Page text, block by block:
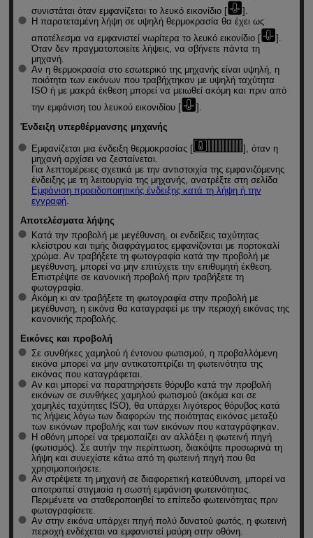
συνιστάται όταν εμφανίζεται το λευκό εικονίδιο [
].
Η παρατεταμένη λήψη σε υψηλή θερμοκρασία θα έχει ως
αποτέλεσμα να εμφανιστεί νωρίτερα το λευκό εικονίδιο [
].
Όταν δεν πραγματοποιείτε λήψεις, να σβήνετε πάντα τη
μηχανή.
Αν η θερμοκρασία στο εσωτερικό της μηχανής είναι υψηλή, η
ποιότητα των εικόνων που τραβήχτηκαν με υψηλή ταχύτητα
ISO ή με μακρά έκθεση μπορεί να μειωθεί ακόμη και πριν από
την εμφάνιση του λευκού εικονιδίου [
].
Ένδειξη υπερθέρμανσης μηχανής
Εμφανίζεται μια ένδειξη θερμοκρασίας [
], όταν η
μηχανή αρχίσει να ζεσταίνεται.
Για λεπτομέρειες σχετικά με την αντιστοιχία της εμφανιζόμενης
ένδειξης με τη λειτουργία της μηχανής, ανατρέξτε στη σελίδα
Εμφάνιση προειδοποιητικής ένδειξης κατά τη λήψη ή την
εγγραφή.
Αποτελέσματα λήψης
Κατά την προβολή με μεγέθυνση, οι ενδείξεις ταχύτητας
κλείστρου και τιμής διαφράγματος εμφανίζονται με πορτοκαλί
χρώμα. Αν τραβήξετε τη φωτογραφία κατά την προβολή με
μεγέθυνση, μπορεί να μην επιτύχετε την επιθυμητή έκθεση.
Επιστρέψτε σε κανονική προβολή πριν τραβήξετε τη
φωτογραφία.
Ακόμη κι αν τραβήξετε τη φωτογραφία στην προβολή με
μεγέθυνση, η εικόνα θα καταγραφεί με την περιοχή εικόνας της
κανονικής προβολής.
Εικόνες και προβολή
Σε συνθήκες χαμηλού ή έντονου φωτισμού, η προβαλλόμενη
εικόνα μπορεί να μην αντικατοπτρίζει τη φωτεινότητα της
εικόνας που καταγράφεται.
Αν και μπορεί να παρατηρήσετε θόρυβο κατά την προβολή
εικόνων σε συνθήκες χαμηλού φωτισμού (ακόμα και σε
χαμηλές ταχύτητες ISO), θα υπάρχει λιγότερος θόρυβος κατά
τις λήψεις λόγω των διαφορών της ποιότητας εικόνας μεταξύ
των εικόνων προβολής και των εικόνων που καταγράφηκαν.
Η οθόνη μπορεί να τρεμοπαίζει αν αλλάξει η φωτεινή πηγή
(φωτισμός). Σε αυτήν την περίπτωση, διακόψτε προσωρινά τη
λήψη και συνεχίστε κάτω από τη φωτεινή πηγή που θα
χρησιμοποιήσετε.
Αν στρέψετε τη μηχανή σε διαφορετική κατεύθυνση, μπορεί να
αποτραπεί στιγμιαία η σωστή εμφάνιση φωτεινότητας.
Περιμένετε να σταθεροποιηθεί το επίπεδο φωτεινότητας πριν
φωτογραφίσετε.
Αν στην εικόνα υπάρχει πηγή πολύ δυνατού φωτός, η φωτεινή
περιοχή ενδέχεται να εμφανιστεί μαύρη στην οθόνη.